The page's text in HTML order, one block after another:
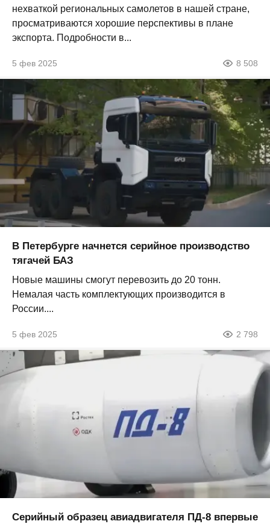
нехваткой региональных самолетов в нашей стране,
просматриваются хорошие перспективы в плане
экспорта. Подробности в...
5 фев 2025 8 508
В Петербурге начнется серийное производство
тягачей БАЗ
Новые машины смогут перевозить до 20 тонн.
Немалая часть комплектующих производится в
России....
5 фев 2025 2 798
Серийный образец авиадвигателя ПД-8 впервые